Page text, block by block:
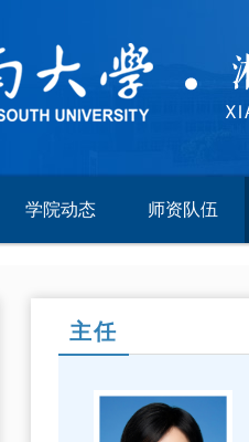
学院动态 师资队伍
主任